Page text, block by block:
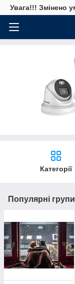
Увага!!! Змінено
Категорії
Популярні групи